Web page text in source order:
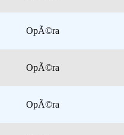
OpÃ©ra
OpÃ©ra
OpÃ©ra